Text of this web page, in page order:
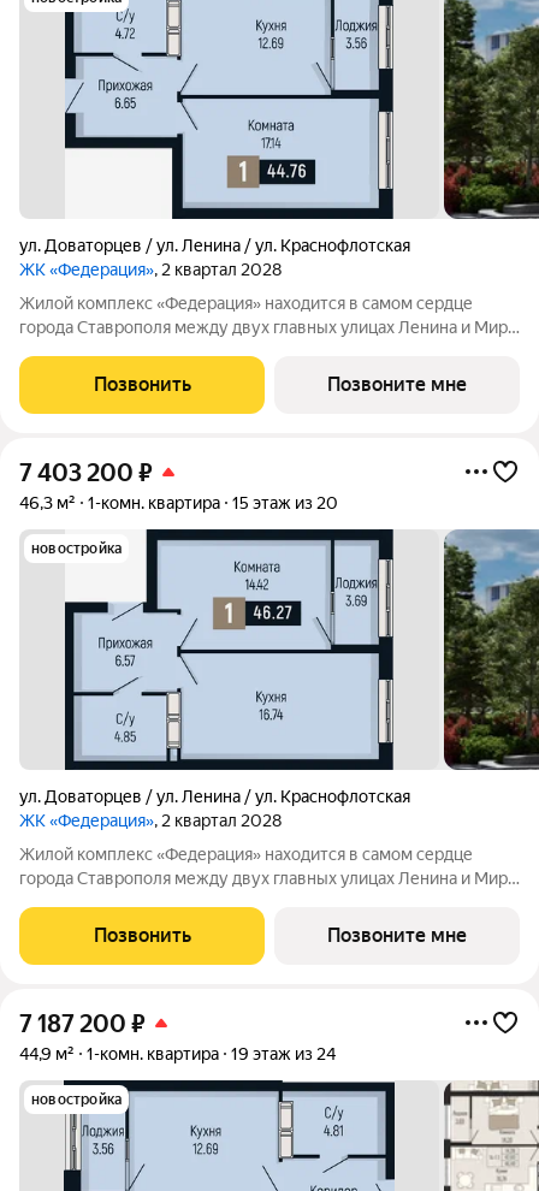
ул. Доваторцев / ул. Ленина / ул. Краснофлотская
ЖК «Федерация», 2 квартал 2028
Жилой комплекс «Федерация» находится в самом сердце
города Ставрополя между двух главных улицах Ленина и Мира,
Доваторцев. Зеленый двор способен придать новый уровень
качеству жизни, а его хозяину
Позвонить Позвоните мне
7 403 200 ₽
46,3 м² 1-комн. квартира 15 этаж из 20
новостройка
ул. Доваторцев / ул. Ленина / ул. Краснофлотская
ЖК «Федерация», 2 квартал 2028
Жилой комплекс «Федерация» находится в самом сердце
города Ставрополя между двух главных улицах Ленина и Мира,
Доваторцев. Зеленый двор способен придать новый уровень
качеству жизни, а его хозяину
Позвонить Позвоните мне
7 187 200 ₽
44,9 м² 1-комн. квартира 19 этаж из 24
новостройка